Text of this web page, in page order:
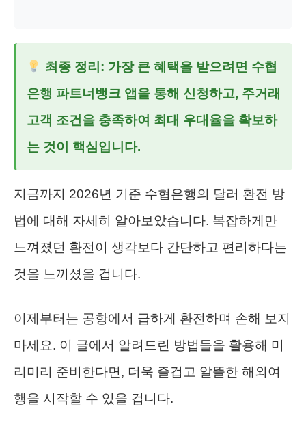
최종 정리: 가장 큰 혜택을 받으려면 수협
은행 파트너뱅크 앱을 통해 신청하고, 주거래
고객 조건을 충족하여 최대 우대율을 확보하
는 것이 핵심입니다.
지금까지 2026년 기준 수협은행의 달러 환전 방
법에 대해 자세히 알아보았습니다. 복잡하게만
느껴졌던 환전이 생각보다 간단하고 편리하다는
것을 느끼셨을 겁니다.
이제부터는 공항에서 급하게 환전하며 손해 보지
마세요. 이 글에서 알려드린 방법들을 활용해 미
리미리 준비한다면, 더욱 즐겁고 알뜰한 해외여
행을 시작할 수 있을 겁니다.